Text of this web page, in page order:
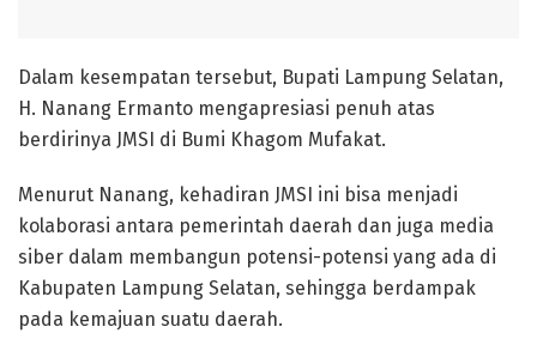
Dalam kesempatan tersebut, Bupati Lampung Selatan,
H. Nanang Ermanto mengapresiasi penuh atas
berdirinya JMSI di Bumi Khagom Mufakat.
Menurut Nanang, kehadiran JMSI ini bisa menjadi
kolaborasi antara pemerintah daerah dan juga media
siber dalam membangun potensi-potensi yang ada di
Kabupaten Lampung Selatan, sehingga berdampak
pada kemajuan suatu daerah.